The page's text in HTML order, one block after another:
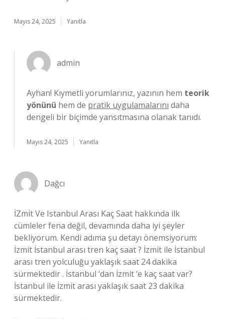
Mayıs 24, 2025 Yanıtla
admin
Ayhan! Kıymetli yorumlarınız, yazının hem teorik
yönünü hem de pratik uygulamalarını daha
dengeli bir biçimde yansıtmasına olanak tanıdı.
Mayıs 24, 2025 Yanıtla
Dağcı
İZmit Ve Istanbul Arası Kaç Saat hakkında ilk
cümleler fena değil, devamında daha iyi şeyler
bekliyorum. Kendi adıma şu detayı önemsiyorum:
İzmit İstanbul arası tren kaç saat ? İzmit ile İstanbul
arası tren yolculuğu yaklaşık saat 24 dakika
sürmektedir . İstanbul ‘dan İzmit ‘e kaç saat var?
İstanbul ile İzmit arası yaklaşık saat 23 dakika
sürmektedir.